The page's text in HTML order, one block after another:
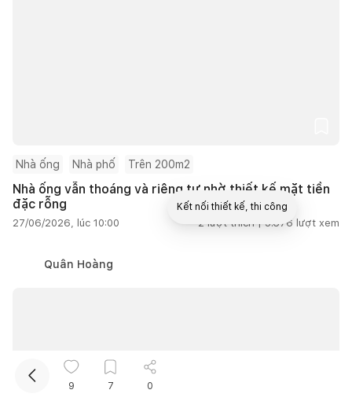
Nhà ống Nhà phố Trên 200m2
Nhà ống vẫn thoáng và riêng tư nhờ thiết kế mặt tiền
đặc rỗng
27/06/2026, lúc 10:00 2 lượt thích | 5.676 lượt xem
Quân Hoàng
9 7 0
Kết nối thiết kế, thi công